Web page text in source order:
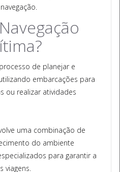
de planejar e
embarcações para
ou realizar atividades
uma combinação de
do ambiente
para garantir a
viagens.